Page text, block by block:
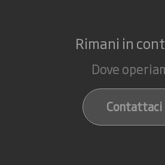
Rimani in
Dove
Contattaci